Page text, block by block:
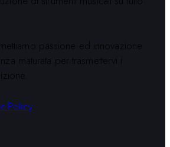
mettiamo passione ed innovazione
maturata per trasmettervi i
Policy